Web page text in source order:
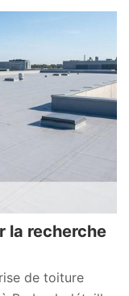
la recherche
de toiture